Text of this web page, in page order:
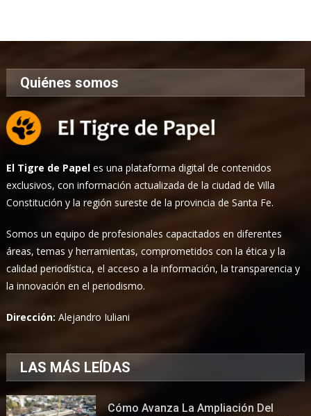
Quiénes somos
El Tigre de Papel es una plataforma digital de contenidos
exclusivos, con información actualizada de la ciudad de Villa
Constitución y la región sureste de la provincia de Santa Fe.
Somos un equipo de profesionales capacitados en diferentes
áreas, temas y herramientas, comprometidos con la ética y la
calidad periodística, el acceso a la información, la transparencia y
la innovación en el periodismo.
Dirección:Alejandro Iuliani
LAS MÁS LEÍDAS
Cómo Avanza La Ampliación Del